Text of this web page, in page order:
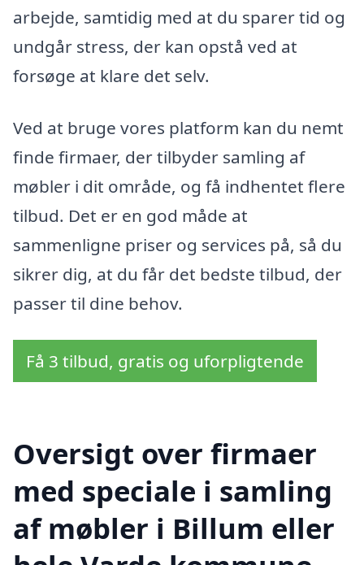
arbejde, samtidig med at du sparer tid og
undgår stress, der kan opstå ved at
forsøge at klare det selv.
Ved at bruge vores platform kan du nemt
finde firmaer, der tilbyder samling af
møbler i dit område, og få indhentet flere
tilbud. Det er en god måde at
sammenligne priser og services på, så du
sikrer dig, at du får det bedste tilbud, der
passer til dine behov.
Få 3 tilbud, gratis og uforpligtende
Oversigt over firmaer
med speciale i samling
af møbler i Billum eller